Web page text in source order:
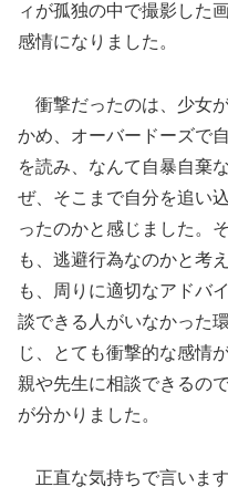
ィが孤独の中で撮影した
感情になりました。
衝撃だったのは、少女
かめ、オーバードーズで
を読み、なんて自暴自棄
ぜ、そこまで自分を追い
ったのかと感じました。
も、逃避行為なのかと考
も、周りに適切なアドバ
談できる人がいなかった
じ、とても衝撃的な感情
親や先生に相談できるの
が分かりました。
正直な気持ちで言いま